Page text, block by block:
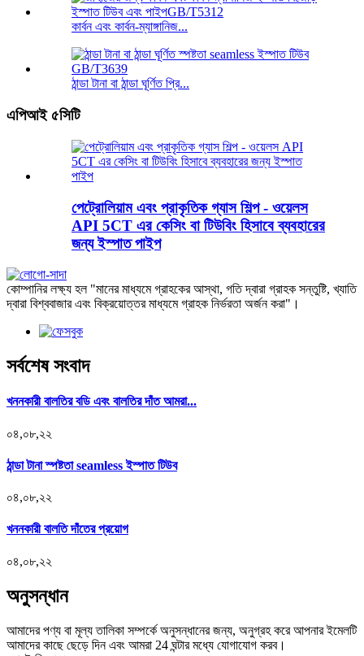
কার্বন এবং কার্বন-ম্যাঙ্গানিজ...
ঠান্ডা টানা বা ঠান্ডা ঘূর্ণিত প্রি...
এপিআই ৫সিটি
পেট্রোলিয়াম এবং প্রাকৃতিক গ্যাস শিল্প - ওয়েলস
API 5CT এর কেসিং বা টিউবিং হিসাবে ব্যবহারের
জন্য ইস্পাত পাইপ
কোম্পানির লক্ষ্য হল "মানের মাধ্যমে গ্রাহকের আস্থা, গতি দ্বারা গ্রাহক সন্তুষ্টি, খ্যাতি
দ্বারা বিশ্ববাজার এবং বিক্রয়োত্তর মাধ্যমে গ্রাহক নির্ভরতা অর্জন করা"।
সর্বশেষ সংবাদ
খননকারী বালতির বডি এবং বালতির দাঁত আমরা...
০৪,০৮,২২
ঠান্ডা টানা স্পষ্টতা seamless ইস্পাত টিউব
০৪,০৮,২২
খননকারী বালতি দাঁতের প্রয়োগ
০৪,০৮,২২
অনুসন্ধান
আমাদের পণ্য বা মূল্য তালিকা সম্পর্কে অনুসন্ধানের জন্য, অনুগ্রহ করে আপনার ইমেলটি
আমাদের কাছে ছেড়ে দিন এবং আমরা 24 ঘন্টার মধ্যে যোগাযোগ করব।